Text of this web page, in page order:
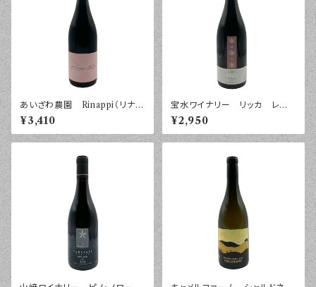
あいざわ農園 Rinappi（リナッ
ピ） ２０２５年 ７５０ｍｌ
¥3,410
宝水ワイナリー リッカ レゲ
ント ２０２５年 ７５０ｍｌ
¥2,950